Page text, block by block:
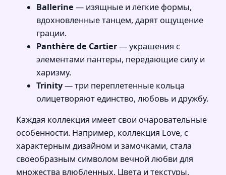
Ballerine — изящные и легкие формы,
вдохновленные танцем, дарят ощущение
грации.
Panthère de Cartier— украшения с
элементами пантеры, передающие силу и
харизму.
Trinity— три переплетенные кольца
олицетворяют единство, любовь и дружбу.
Каждая коллекция имеет свои очаровательные
особенности. Например, коллекция Love, с
характерным дизайном и замочками, стала
своеобразным символом вечной любви для
множества влюбленных. Цвета и текстуры,